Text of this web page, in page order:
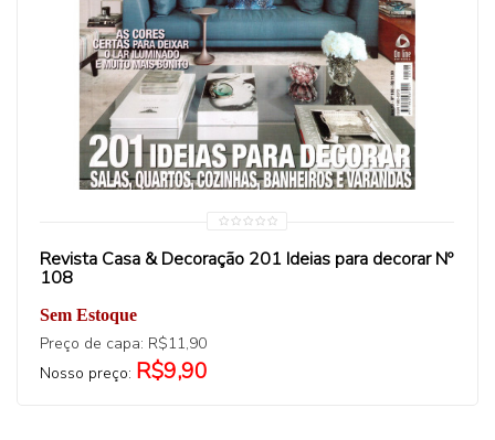
Revista Casa & Decoração 201 Ideias para decorar Nº
108
Sem Estoque
Preço de capa: R$11,90
Nosso preço: R$9,90